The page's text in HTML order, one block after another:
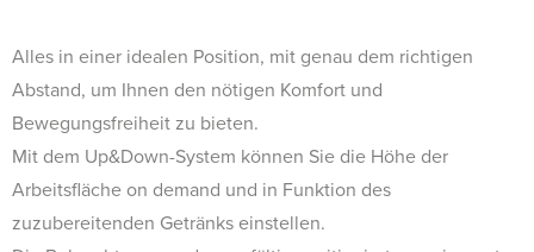
Alles in einer idealen Position, mit genau dem richtigen
Abstand, um Ihnen den nötigen Komfort und
Bewegungsfreiheit zu bieten.
Mit dem Up&Down-System können Sie die Höhe der
Arbeitsfläche on demand und in Funktion des
zuzubereitenden Getränks einstellen.